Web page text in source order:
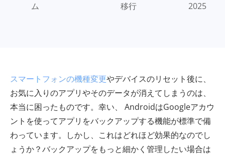
ム
移行
2025
スマートフォンの機種変更やデバイスのリセット後に、
お気に入りのアプリやそのデータが消えてしまうのは、
本当に困ったものです。幸い、 AndroidはGoogleアカウ
ントを使ってアプリをバックアップする機能が標準で備
わっています。しかし、これはどれほど効果的なのでし
ょうか？バックアップをもっと細かく管理したい場合は